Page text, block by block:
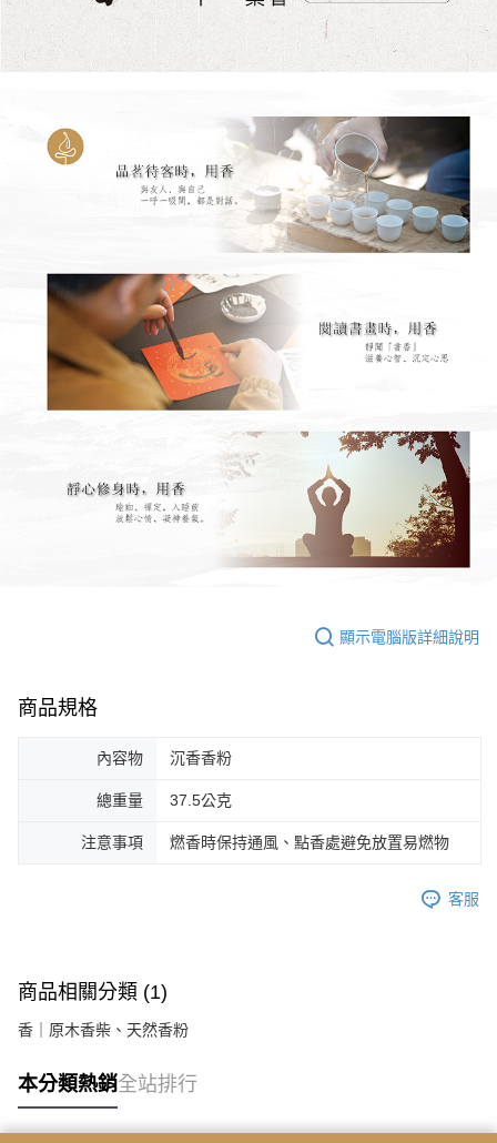
顯示電腦版詳細說明
商品規格
內容物 沉香香粉
總重量 37.5公克
注意事項 燃香時保持通風、點香處避免放置易燃物
客服
商品相關分類 (1)
香｜原木香柴、天然香粉
本分類熱銷全站排行